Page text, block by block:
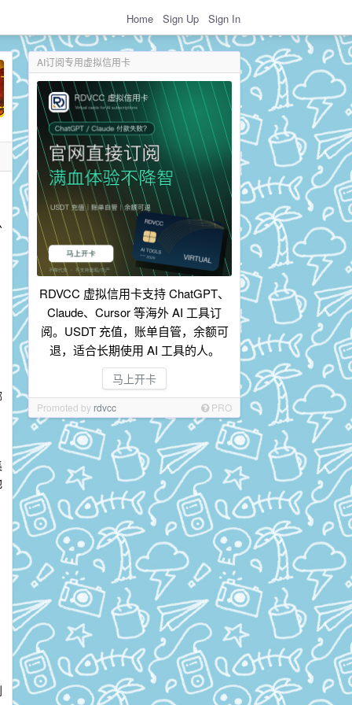
Home Sign Up Sign In
AI订阅专用虚拟信用卡
RDVCC 虚拟信用卡支持 ChatGPT、
Claude、Cursor 等海外 AI 工具订
阅。USDT 充值，账单自管，余额可
退，适合长期使用 AI 工具的人。
马上开卡
Promoted by rdvcc PRO